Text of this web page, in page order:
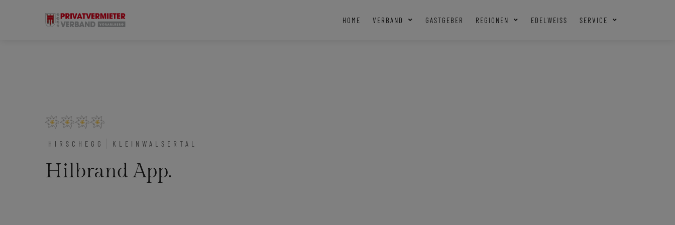
HOME VERBAND GASTGEBER REGIONEN EDELWEISS SERVICE
HIRSCHEGG KLEINWALSERTAL
Hilbrand App.